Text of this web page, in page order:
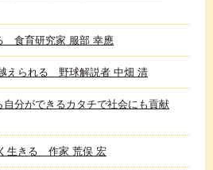
食育研究家 服部 幸應
えられる 野球解説者 中畑 清
分ができるカタチで社会にも貢献
生きる 作家 荒俣 宏